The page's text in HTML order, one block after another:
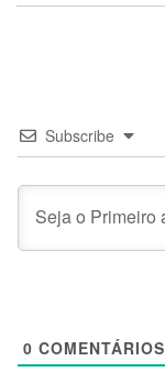
Subscribe
0 COMENTÁRIOS